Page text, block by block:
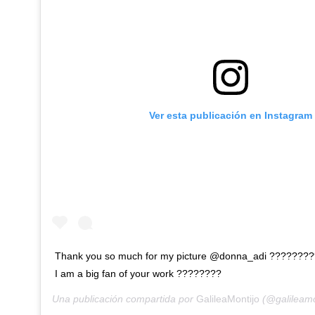
Ver esta publicación en Instagram
Thank you so much for my picture @donna_adi
I am a big fan of your work ????????
Una publicación compartida por GalileaMontijo